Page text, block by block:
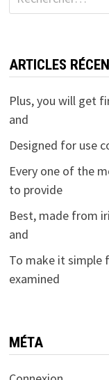
ARTICLES
Plus, you will get
and
Designed for use
Every one of the
to provide
Best, made from
and
To make it simple
examined
MÉTA